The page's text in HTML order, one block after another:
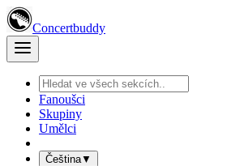
Concertbuddy
Fanoušci
Skupiny
Umělci
Čeština▼